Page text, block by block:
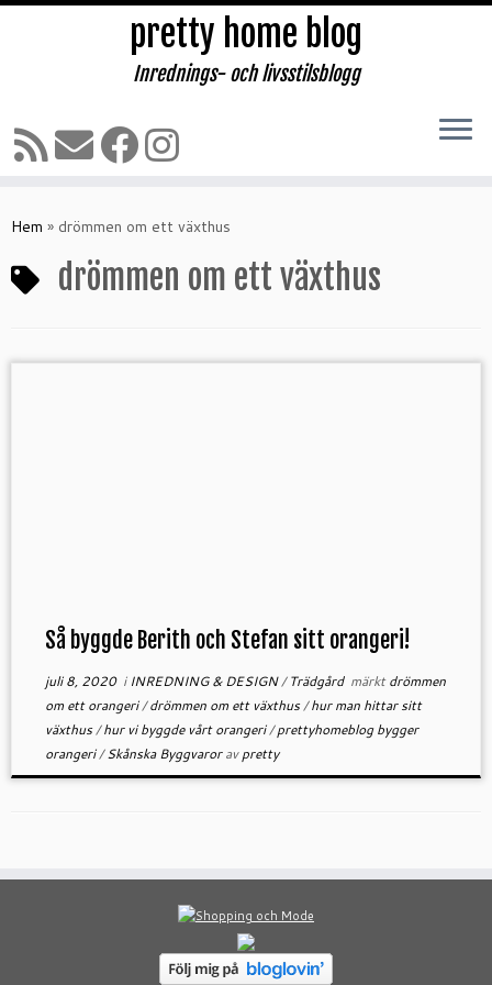
till
pretty home blog
Inrednings- och livsstilsblogg
Hem » drömmen om ett växthus
drömmen om ett växthus
Så byggde Berith och Stefan sitt orangeri!
juli 8, 2020i INREDNING & DESIGN/Trädgård märktdrömmen
om ett orangeri/drömmen om ett växthus/hur man hittar sitt
växthus/hur vi byggde vårt orangeri/prettyhomeblog bygger
orangeri/Skånska Byggvaroravpretty